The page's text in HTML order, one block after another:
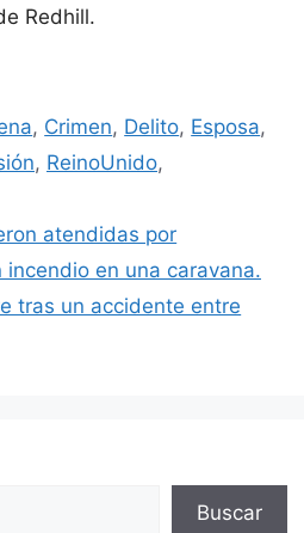
Redhill.
, Crimen, Delito, Esposa,
, ReinoUnido,
atendidas por
en una caravana.
tras un accidente entre
Buscar